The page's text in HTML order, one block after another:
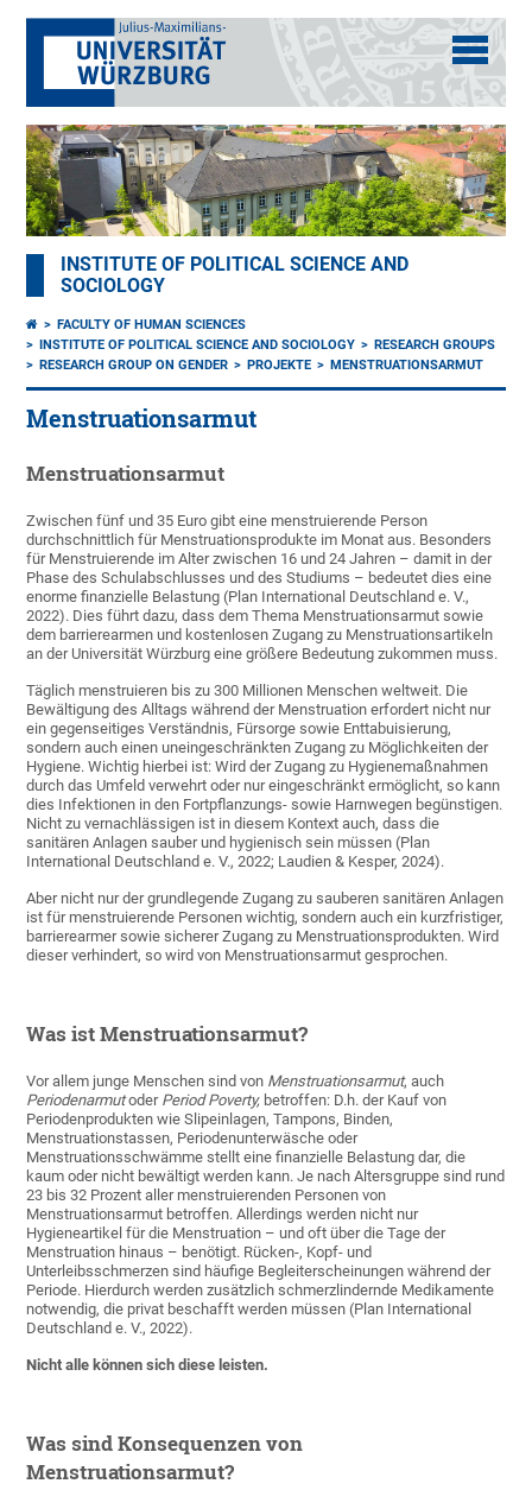
INSTITUTE OF POLITICAL SCIENCE AND
SOCIOLOGY
FACULTY OF HUMAN SCIENCES
INSTITUTE OF POLITICAL SCIENCE AND SOCIOLOGY
RESEARCH GROUPS
RESEARCH GROUP ON GENDER
PROJEKTE MENSTRUATIONSARMUT
Menstruationsarmut
Menstruationsarmut
Zwischen fünf und 35 Euro gibt eine menstruierende Person
durchschnittlich für Menstruationsprodukte im Monat aus. Besonders
für Menstruierende im Alter zwischen 16 und 24 Jahren – damit in der
Phase des Schulabschlusses und des Studiums – bedeutet dies eine
enorme finanzielle Belastung (Plan International Deutschland e. V.,
2022). Dies führt dazu, dass dem Thema Menstruationsarmut sowie
dem barrierearmen und kostenlosen Zugang zu Menstruationsartikeln
an der Universität Würzburg eine größere Bedeutung zukommen muss.
Täglich menstruieren bis zu 300 Millionen Menschen weltweit. Die
Bewältigung des Alltags während der Menstruation erfordert nicht nur
ein gegenseitiges Verständnis, Fürsorge sowie Enttabuisierung,
sondern auch einen uneingeschränkten Zugang zu Möglichkeiten der
Hygiene. Wichtig hierbei ist: Wird der Zugang zu Hygienemaßnahmen
durch das Umfeld verwehrt oder nur eingeschränkt ermöglicht, so kann
dies Infektionen in den Fortpflanzungs- sowie Harnwegen begünstigen.
Nicht zu vernachlässigen ist in diesem Kontext auch, dass die
sanitären Anlagen sauber und hygienisch sein müssen (Plan
International Deutschland e. V., 2022; Laudien & Kesper, 2024).
Aber nicht nur der grundlegende Zugang zu sauberen sanitären Anlagen
ist für menstruierende Personen wichtig, sondern auch ein kurzfristiger,
barrierearmer sowie sicherer Zugang zu Menstruationsprodukten. Wird
dieser verhindert, so wird von Menstruationsarmut gesprochen.
Was ist Menstruationsarmut?
Vor allem junge Menschen sind von Menstruationsarmut, auch
Periodenarmutoder Period Poverty, betroffen: D.h. der Kauf von
Periodenprodukten wie Slipeinlagen, Tampons, Binden,
Menstruationstassen, Periodenunterwäsche oder
Menstruationsschwämme stellt eine finanzielle Belastung dar, die
kaum oder nicht bewältigt werden kann. Je nach Altersgruppe sind rund
23 bis 32 Prozent aller menstruierenden Personen von
Menstruationsarmut betroffen. Allerdings werden nicht nur
Hygieneartikel für die Menstruation – und oft über die Tage der
Menstruation hinaus – benötigt. Rücken-, Kopf- und
Unterleibsschmerzen sind häufige Begleiterscheinungen während der
Periode. Hierdurch werden zusätzlich schmerzlindernde Medikamente
notwendig, die privat beschafft werden müssen (Plan International
Deutschland e. V., 2022).
Nicht alle können sich diese leisten.
Was sind Konsequenzen von
Menstruationsarmut?